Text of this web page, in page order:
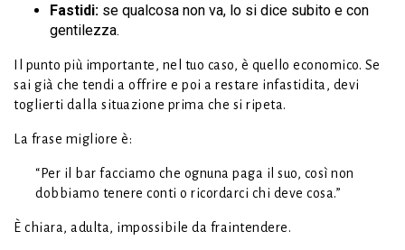
Fastidi: se qualcosa non va, lo si dice subito e con
gentilezza.
Il punto più importante, nel tuo caso, è quello economico. Se
sai già che tendi a offrire e poi a restare infastidita, devi
toglierti dalla situazione prima che si ripeta.
La frase migliore è:
“Per il bar facciamo che ognuna paga il suo, così non
dobbiamo tenere conti o ricordarci chi deve cosa.”
È chiara, adulta, impossibile da fraintendere.